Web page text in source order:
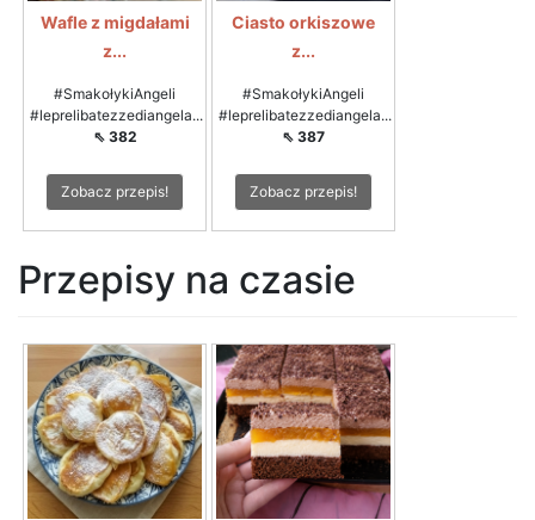
Wafle z migdałami
z...
#SmakołykiAngeli
#leprelibatezzediangela...
⇖ 382
Zobacz przepis!
Ciasto orkiszowe
z...
#SmakołykiAngeli
#leprelibatezzediangela...
⇖ 387
Zobacz przepis!
Przepisy na czasie